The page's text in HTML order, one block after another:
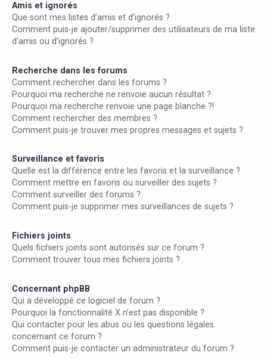
Amis et ignorés
Que sont mes listes d’amis et d’ignorés ?
Comment puis-je ajouter/supprimer des utilisateurs de ma liste
d’amis ou d’ignorés ?
Recherche dans les forums
Comment rechercher dans les forums ?
Pourquoi ma recherche ne renvoie aucun résultat ?
Pourquoi ma recherche renvoie une page blanche ?!
Comment rechercher des membres ?
Comment puis-je trouver mes propres messages et sujets ?
Surveillance et favoris
Quelle est la différence entre les favoris et la surveillance ?
Comment mettre en favoris ou surveiller des sujets ?
Comment surveiller des forums ?
Comment puis-je supprimer mes surveillances de sujets ?
Fichiers joints
Quels fichiers joints sont autorisés sur ce forum ?
Comment trouver tous mes fichiers joints ?
Concernant phpBB
Qui a développé ce logiciel de forum ?
Pourquoi la fonctionnalité X n’est pas disponible ?
Qui contacter pour les abus ou les questions légales
concernant ce forum ?
Comment puis-je contacter un administrateur du forum ?